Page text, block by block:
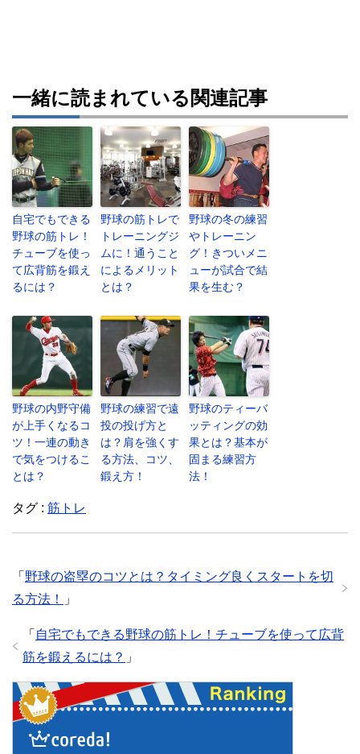
一緒に読まれている関連記事
自宅でもできる
野球の筋トレ！
チューブを使っ
て広背筋を鍛え
るには？
野球の筋トレで
トレーニングジ
ムに！通うこと
によるメリット
とは？
野球の冬の練習
やトレーニン
グ！きついメニ
ューが試合で結
果を生む？
野球の内野守備
が上手くなるコ
ツ！一連の動き
で気をつけるこ
とは？
野球の練習で遠
投の投げ方と
は？肩を強くす
る方法、コツ、
鍛え方！
野球のティーバ
ッティングの効
果とは？基本が
固まる練習方
法！
タグ : 筋トレ
「 野球の盗塁のコツとは？タイミング良くスタートを切
る方法！
」
「 自宅でもできる野球の筋トレ！チューブを使って広背
筋を鍛えるには？ 」